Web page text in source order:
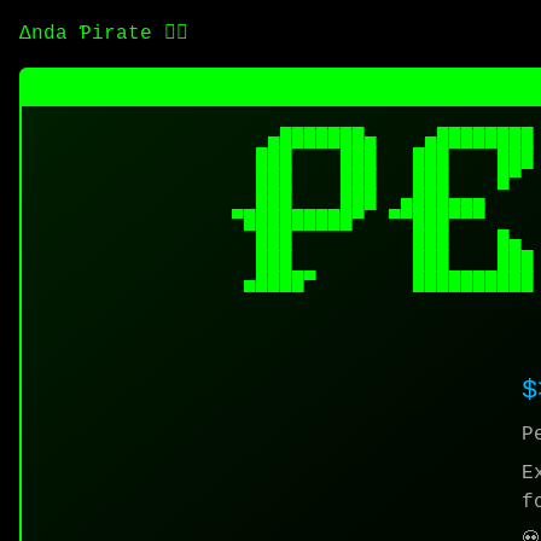
Δnda Ƥirate 🏴‍☠️
▄███████▄
███    ███   ███
███    ███  ▄███▄▄▄
▀█████████▀
███          ███
▄████▀